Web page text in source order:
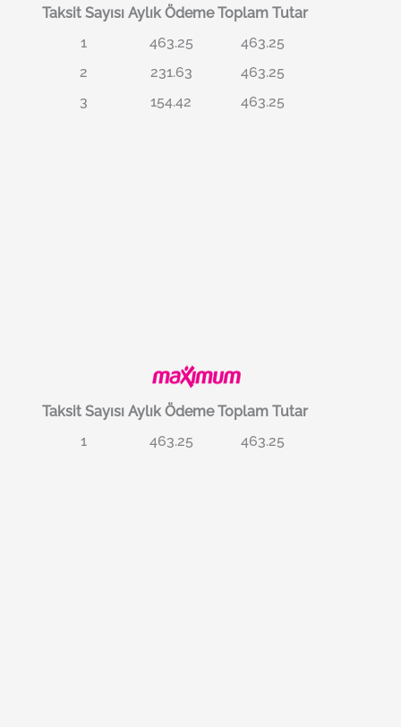
Taksit Sayısı Aylık Ödeme Toplam Tutar
1
463.25
463.25
2
231.63
463.25
3
154.42 463.25
Taksit Sayısı Aylık Ödeme Toplam Tutar
1
463.25 463.25